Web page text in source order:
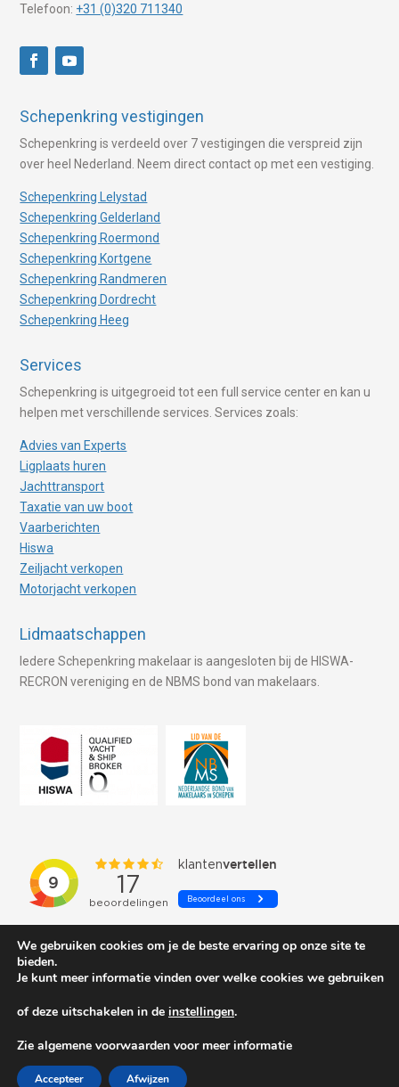
Telefoon: +31 (0)320 711340
Schepenkring vestigingen
Schepenkring is verdeeld over 7 vestigingen die verspreid zijn
over heel Nederland. Neem direct contact op met een vestiging.
Schepenkring Lelystad
Schepenkring Gelderland
Schepenkring Roermond
Schepenkring Kortgene
Schepenkring Randmeren
Schepenkring Dordrecht
Schepenkring Heeg
Services
Schepenkring is uitgegroeid tot een full service center en kan u
helpen met verschillende services. Services zoals:
Advies van Experts
Ligplaats huren
Jachttransport
Taxatie van uw boot
Vaarberichten
Hiswa
Zeiljacht verkopen
Motorjacht verkopen
Lidmaatschappen
Iedere Schepenkring makelaar is aangesloten bij de HISWA-
RECRON vereniging en de NBMS bond van makelaars.
We gebruiken cookies om je de beste ervaring op onze site te
bieden.
Je kunt meer informatie vinden over welke cookies we gebruiken
of deze uitschakelen in de instellingen.
Zie algemene voorwaarden voor meer informatie
Accepteer Afwijzen